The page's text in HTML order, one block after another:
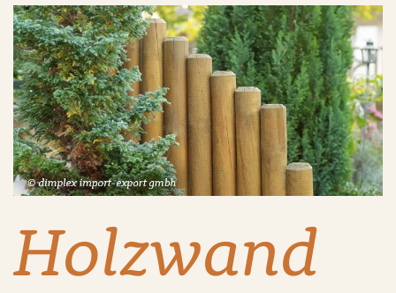
Baustoffe
Service
Über uns
Blog
Holzwand